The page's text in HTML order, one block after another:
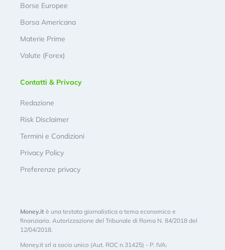
Borse Europee
Borsa Americana
Materie Prime
Valute (Forex)
Contatti & Privacy
Redazione
Risk Disclaimer
Termini e Condizioni
Privacy Policy
Preferenze privacy
Money.it è una testata giornalistica a tema economico e
finanziario. Autorizzazione del Tribunale di Roma N. 84/2018 del
12/04/2018.
Money.it srl a socio unico (Aut. ROC n.31425) - P. IVA: